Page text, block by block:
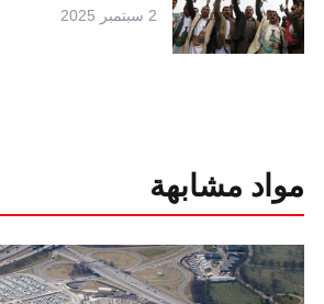
2 سبتمبر 2025
مواد مشابهة